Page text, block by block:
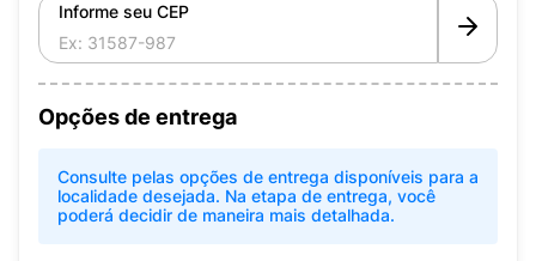
Informe seu CEP
Opções de entrega
Consulte pelas opções de entrega disponíveis para a
localidade desejada. Na etapa de entrega, você
poderá decidir de maneira mais detalhada.